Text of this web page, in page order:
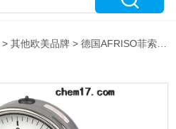
>其他欧美品牌 >德国AFRISO菲索